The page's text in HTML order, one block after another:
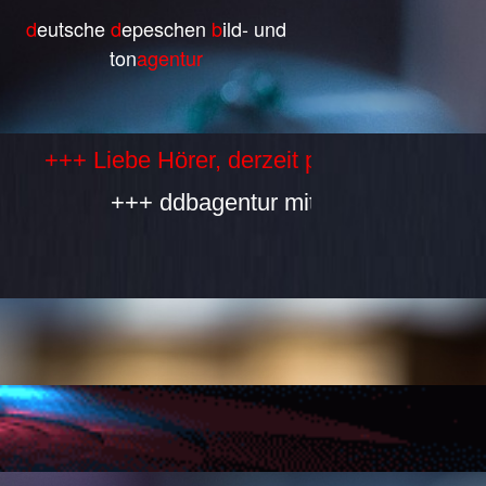
deutschedepeschen bild- und
tonagentur
Liebe Hörer, derzeit produzieren wir selbst
+++ ddbagentur mit allen Bestandteilen